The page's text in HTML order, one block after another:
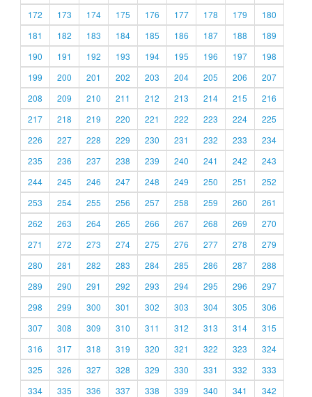
172
173 174 175 176 177 178 179
180
181
182 183 184 185 186 187 188
189
190
191 192 193 194 195 196 197
198
199
200 201 202 203 204 205 206
207
208
209 210 211 212 213 214 215
216
217
218 219 220 221 222 223 224
225
226
227 228 229 230 231 232 233
234
235
236 237 238 239 240 241 242
243
244
245 246 247 248 249 250 251
252
253
254 255 256 257 258 259 260
261
262
263 264 265 266 267 268 269
270
271
272 273 274 275 276 277 278
279
280
281 282 283 284 285 286 287
288
289
290 291 292 293 294 295 296
297
298
299 300 301 302 303 304 305
306
307
308 309 310 311 312 313 314
315
316
317 318 319 320 321 322 323
324
325
326 327 328 329 330 331 332
333
334
335 336 337 338 339 340 341 342